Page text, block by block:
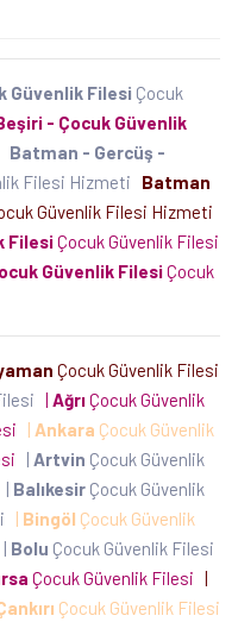
Güvenlik Filesi Çocuk
- Çocuk Güvenlik
Batman - Gercüş -
Filesi Hizmeti
Batman
Güvenlik Filesi Hizmeti
FilesiÇocuk Güvenlik Filesi
Güvenlik FilesiÇocuk
Çocuk Güvenlik Filesi
| AğrıÇocuk Güvenlik
| Ankara Çocuk Güvenlik
| Artvin Çocuk Güvenlik
| Balıkesir Çocuk Güvenlik
| Bingöl Çocuk Güvenlik
| Bolu Çocuk Güvenlik Filesi
Çocuk Güvenlik Filesi |
Çocuk Güvenlik Filesi